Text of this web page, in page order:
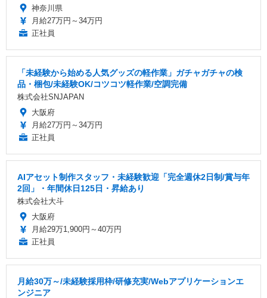
神奈川県
月給27万円～34万円
正社員
「未経験から始める人気グッズの軽作業」ガチャガチャの検
品・梱包/未経験OK/コツコツ軽作業/空調完備
株式会社SNJAPAN
大阪府
月給27万円～34万円
正社員
AIアセット制作スタッフ・未経験歓迎「完全週休2日制/賞与年
2回」・年間休日125日・昇給あり
株式会社大斗
大阪府
月給29万1,900円～40万円
正社員
月給30万～/未経験採用枠/研修充実/Webアプリケーションエ
ンジニア